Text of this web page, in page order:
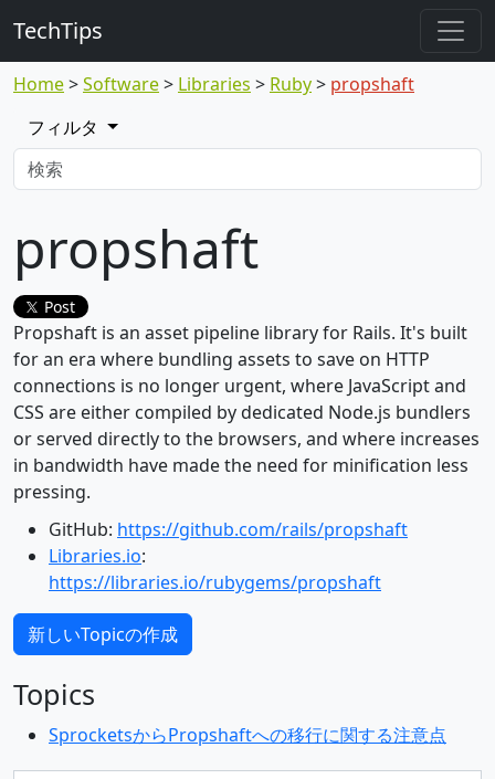
TechTips
Home Software Libraries Ruby
propshaft
フィルタ
propshaft
Post
Propshaft is an asset pipeline library for Rails. It's built
for an era where bundling assets to save on HTTP
connections is no longer urgent, where JavaScript and
CSS are either compiled by dedicated Node.js bundlers
or served directly to the browsers, and where increases
in bandwidth have made the need for minification less
pressing.
GitHub: https://github.com/rails/propshaft
Libraries.io:
https://libraries.io/rubygems/propshaft
新しいTopicの作成
Topics
SprocketsからPropshaftへの移行に関する注意点